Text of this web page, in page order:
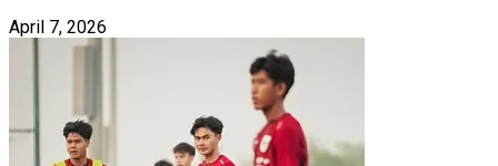
April 7, 2026